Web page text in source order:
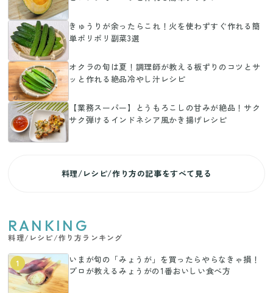
きゅうりが余ったらこれ！火を使わずすぐ作れる簡
単ポリポリ副菜3選
オクラの旬は夏！調理師が教える板ずりのコツとサ
ッと作れる絶品冷やし汁レシピ
【業務スーパー】とうもろこしの甘みが絶品！サク
サク弾けるインドネシア風かき揚げレシピ
料理/レシピ/作り方の記事をすべて見る
RANKING
料理/レシピ/作り方ランキング
1
いまが旬の「みょうが」を買ったらやらなきゃ損！
プロが教えるみょうがの1番おいしい食べ方